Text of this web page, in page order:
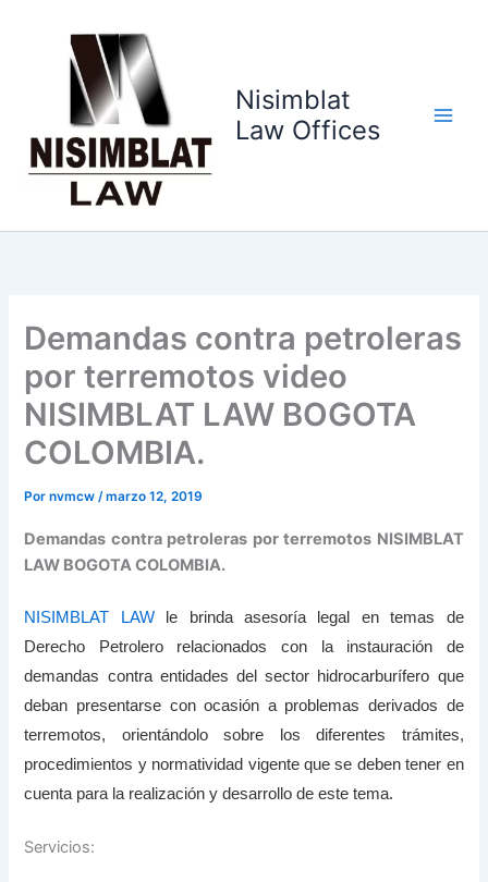
contenido
Nisimblat
Law Offices
Demandas contra petroleras
por terremotos video
NISIMBLAT LAW BOGOTA
COLOMBIA.
Pornvmcw/marzo 12, 2019
Demandas contra petroleras por terremotos NISIMBLAT
LAW BOGOTA COLOMBIA.
NISIMBLAT LAWle brinda asesoría legal en temas de
Derecho Petrolero relacionados con la instauración de
demandas contra entidades del sector hidrocarburífero que
deban presentarse con ocasión a problemas derivados de
terremotos, orientándolo sobre los diferentes trámites,
procedimientos y normatividad vigente que se deben tener en
cuenta para la realización y desarrollo de este tema.
Servicios: